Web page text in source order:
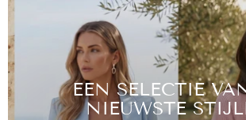
EEN SELECTIE
NIEUWSTE